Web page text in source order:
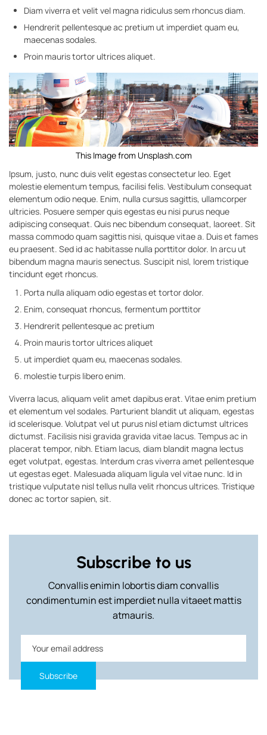
Diam viverra et velit vel magna ridiculus sem rhoncus diam.
Hendrerit pellentesque ac pretium ut imperdiet quam eu,
maecenas sodales.
Proin mauris tortor ultrices aliquet.
This Image from Unsplash.com
Ipsum, justo, nunc duis velit egestas consectetur leo. Eget
molestie elementum tempus, facilisi felis. Vestibulum consequat
elementum odio neque. Enim, nulla cursus sagittis, ullamcorper
ultricies. Posuere semper quis egestas eu nisi purus neque
adipiscing consequat. Quis nec bibendum consequat, laoreet. Sit
massa commodo quam sagittis nisi, quisque vitae a. Duis et fames
eu praesent. Sed id ac habitasse nulla porttitor dolor. In arcu ut
bibendum magna mauris senectus. Suscipit nisl, lorem tristique
tincidunt eget rhoncus.
Porta nulla aliquam odio egestas et tortor dolor.
Enim, consequat rhoncus, fermentum porttitor
Hendrerit pellentesque ac pretium
Proin mauris tortor ultrices aliquet
ut imperdiet quam eu, maecenas sodales.
molestie turpis libero enim.
Viverra lacus, aliquam velit amet dapibus erat. Vitae enim pretium
et elementum vel sodales. Parturient blandit ut aliquam, egestas
id scelerisque. Volutpat vel ut purus nisl etiam dictumst ultrices
dictumst. Facilisis nisi gravida gravida vitae lacus. Tempus ac in
placerat tempor, nibh. Etiam lacus, diam blandit magna lectus
eget volutpat, egestas. Interdum cras viverra amet pellentesque
ut egestas eget. Malesuada aliquam ligula vel vitae nunc. Id in
tristique vulputate nisl tellus nulla velit rhoncus ultrices. Tristique
donec ac tortor sapien, sit.
Subscribe to us
Convallis enimin lobortis diam convallis
condimentumin est imperdiet nulla vitaeet mattis
atmauris.